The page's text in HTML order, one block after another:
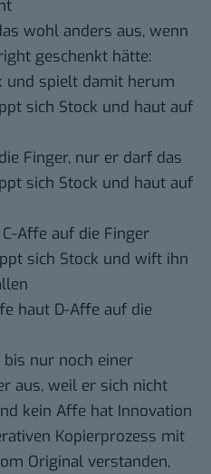
wohl anders aus, wenn
geschenkt hätte:
und spielt damit herum
sich Stock und haut auf
Finger, nur er darf das
sich Stock und haut auf
Affe auf die Finger
sich Stock und wift ihn
haut D-Affe auf die
nur noch einer
aus, weil er sich nicht
kein Affe hat Innovation
Kopierprozess mit
Original verstanden,